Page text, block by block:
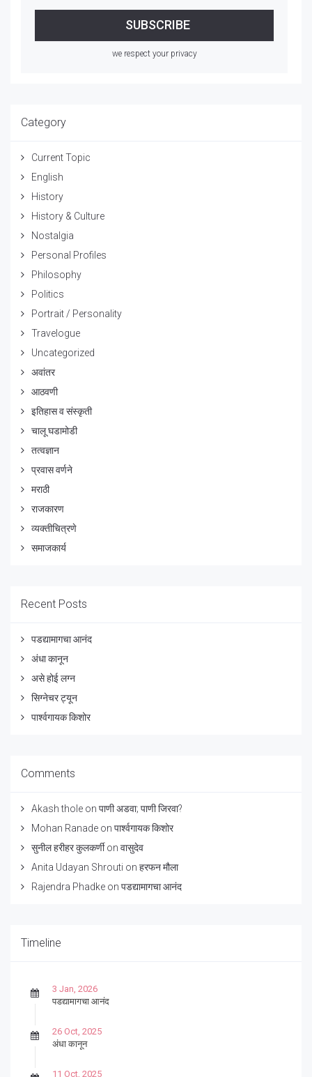
we respect your privacy
Category
Current Topic
English
History
History & Culture
Nostalgia
Personal Profiles
Philosophy
Politics
Portrait / Personality
Travelogue
Uncategorized
अवांतर
आठवणी
इतिहास व संस्कृती
चालू घडामोडी
तत्वज्ञान
प्रवास वर्णने
मराठी
राजकारण
व्यक्तीचित्रणे
समाजकार्य
Recent Posts
पडद्यामागचा आनंद
अंधा कानून
असे होई लग्न
सिग्नेचर ट्यून
पार्श्वगायक किशोर
Comments
Akash thole on पाणी अडवा; पाणी जिरवा?
Mohan Ranade on पार्श्वगायक किशोर
सुनील हरीहर कुलकर्णीon वासुदेव
Anita Udayan Shrouti on हरफन मौला
Rajendra Phadke on पडद्यामागचा आनंद
Timeline
3 Jan, 2026
पडद्यामागचा आनंद
26 Oct, 2025
अंधा कानून
11 Oct, 2025